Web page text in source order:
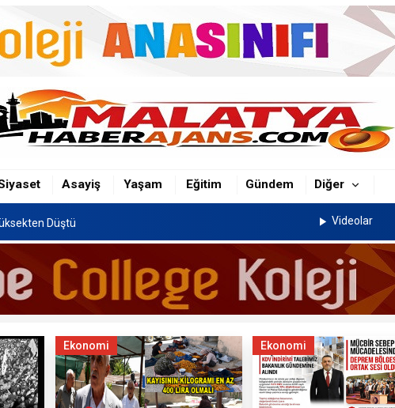
Asayiş Yaşam Eğitim Gündem Diğer
Düştü
Düştü
Çarptı
Videolar
Ekonomi Ekonomi